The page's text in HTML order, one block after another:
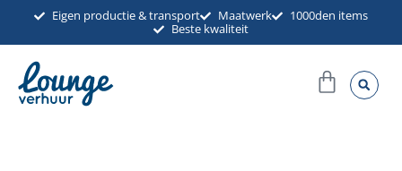
inhoud
Eigen productie & transport Maatwerk
1000den items
Beste kwaliteit